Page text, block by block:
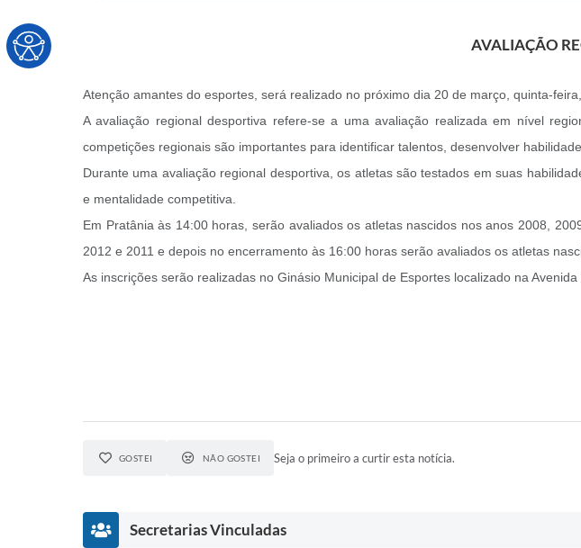
AVALIAÇÃO
Atenção amantes do esportes, será realizado no próximo dia 20 de março, quinta-
A avaliação regional desportiva refere-se a uma avaliação realizada em nível
competições regionais são importantes para identificar talentos, desenvolver
Durante uma avaliação regional desportiva, os atletas são testados em suas
e mentalidade competitiva.
Em Pratânia às 14:00 horas, serão avaliados os atletas nascidos nos anos 2008,
2012 e 2011 e depois no encerramento às 16:00 horas serão avaliados os atletas
As inscrições serão realizadas no Ginásio Municipal de Esportes localizado na
GOSTEI NÃO GOSTEI Seja o primeiro a curtir esta notícia.
Secretarias Vinculadas